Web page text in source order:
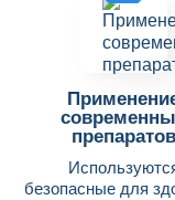
препаратов
безопасные для